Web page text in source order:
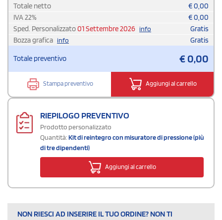
Totale netto
€0,00
IVA22% €0,00
Sped. Personalizzato01 Settembre 2026 info
Gratis
Bozza grafica info Gratis
Totale preventivo €0,00
Stampa preventivo Aggiungi al carrello
RIEPILOGO PREVENTIVO
Prodotto personalizzato
Quantità:Kit di reintegro con misuratore di pressione (più
di tre dipendenti)
Aggiungi al carrello
NON RIESCI AD INSERIRE IL TUO ORDINE? NON TI